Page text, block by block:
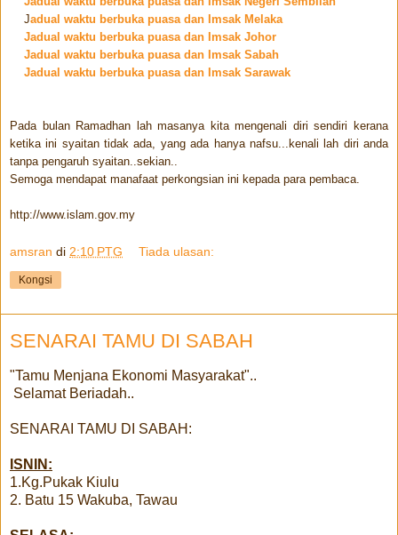
Jadual waktu berbuka puasa dan Imsak Melaka
Jadual waktu berbuka puasa dan Imsak Johor
Jadual waktu berbuka puasa dan Imsak Sabah
Jadual waktu berbuka puasa dan Imsak Sarawak
Pada bulan Ramadhan lah masanya kita mengenali diri sendiri kerana
ketika ini syaitan tidak ada, yang ada hanya nafsu...kenali lah diri anda
tanpa pengaruh syaitan..sekian..
Semoga mendapat manafaat perkongsian ini kepada para pembaca.
http://www.islam.gov.my
amsran di 2:10 PTG Tiada ulasan:
Kongsi
SENARAI TAMU DI SABAH
"Tamu Menjana Ekonomi Masyarakat"..
Selamat Beriadah..
SENARAI TAMU DI SABAH:
ISNIN:
1.Kg.Pukak Kiulu
2. Batu 15 Wakuba, Tawau